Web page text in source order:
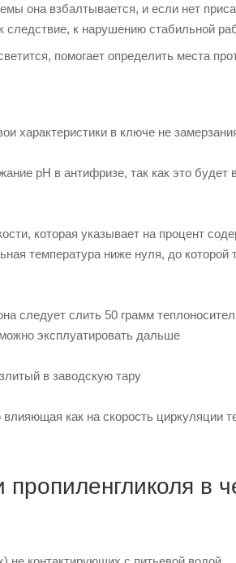
она взбалтывается, и если нет
следствие, к нарушению стабильной
помогает определить места
характеристики в ключе не
pH в антифризе, так как это
которая указывает на процент
температура ниже нуля, до которой
следует слить 50 грамм
эксплуатировать дальше
в заводскую тару
как на скорость циркуляции
в